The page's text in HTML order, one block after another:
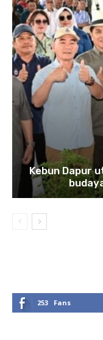
Kebun Dapur
253 Fans